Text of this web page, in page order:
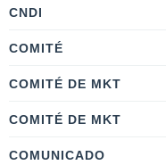
CNDI
COMITÉ
COMITÉ DE MKT
COMITÉ DE MKT
COMUNICADO